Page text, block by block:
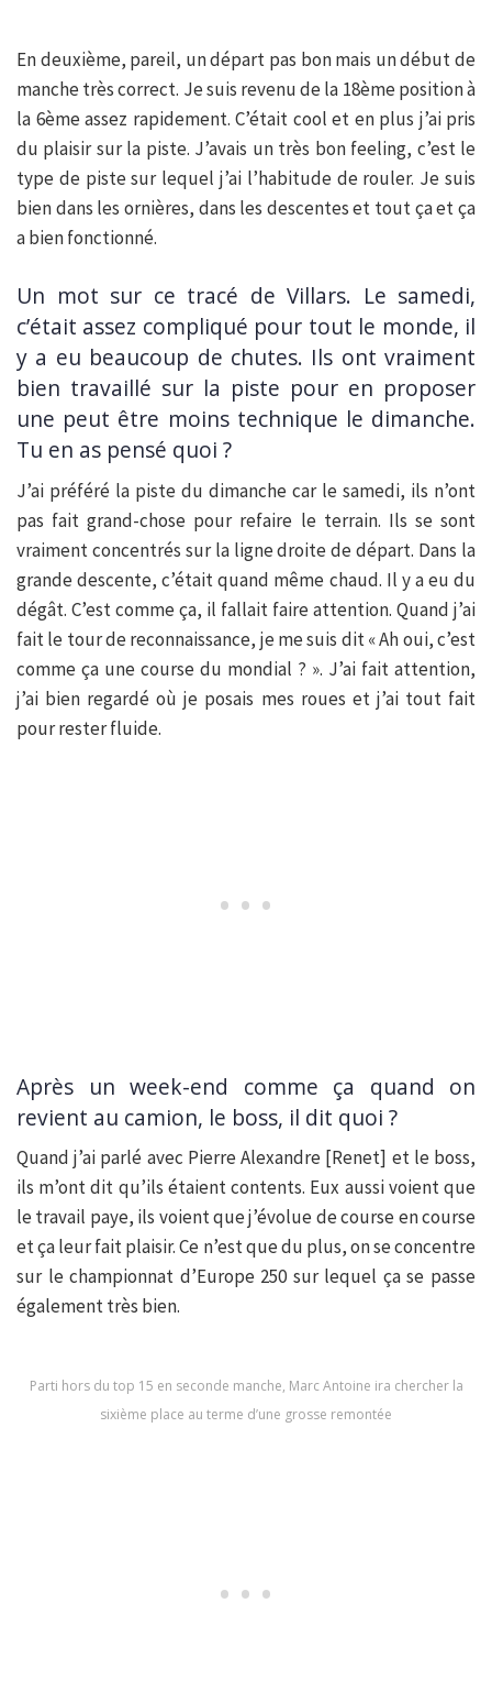
En deuxième, pareil, un départ pas bon mais un début de
manche très correct. Je suis revenu de la 18ème position à
la 6ème assez rapidement. C’était cool et en plus j’ai pris
du plaisir sur la piste. J’avais un très bon feeling, c’est le
type de piste sur lequel j’ai l’habitude de rouler. Je suis
bien dans les ornières, dans les descentes et tout ça et ça
a bien fonctionné.
Un mot sur ce tracé de Villars. Le samedi,
c’était assez compliqué pour tout le monde, il
y a eu beaucoup de chutes. Ils ont vraiment
bien travaillé sur la piste pour en proposer
une peut être moins technique le dimanche.
Tu en as pensé quoi ?
J’ai préféré la piste du dimanche car le samedi, ils n’ont
pas fait grand-chose pour refaire le terrain. Ils se sont
vraiment concentrés sur la ligne droite de départ. Dans la
grande descente, c’était quand même chaud. Il y a eu du
dégât. C’est comme ça, il fallait faire attention. Quand j’ai
fait le tour de reconnaissance, je me suis dit « Ah oui, c’est
comme ça une course du mondial ? ». J’ai fait attention,
j’ai bien regardé où je posais mes roues et j’ai tout fait
pour rester fluide.
Après un week-end comme ça quand on
revient au camion, le boss, il dit quoi ?
Quand j’ai parlé avec Pierre Alexandre [Renet] et le boss,
ils m’ont dit qu’ils étaient contents. Eux aussi voient que
le travail paye, ils voient que j’évolue de course en course
et ça leur fait plaisir. Ce n’est que du plus, on se concentre
sur le championnat d’Europe 250 sur lequel ça se passe
également très bien.
Parti hors du top 15 en seconde manche, Marc Antoine ira chercher la
sixième place au terme d’une grosse remontée